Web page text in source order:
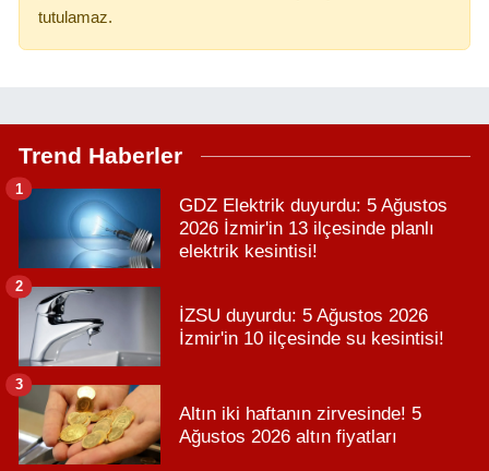
tutulamaz.
Trend Haberler
GDZ Elektrik duyurdu: 5 Ağustos
2026 İzmir'in 13 ilçesinde planlı
elektrik kesintisi!
1
İZSU duyurdu: 5 Ağustos 2026
İzmir'in 10 ilçesinde su kesintisi!
2
Altın iki haftanın zirvesinde! 5
Ağustos 2026 altın fiyatları
3